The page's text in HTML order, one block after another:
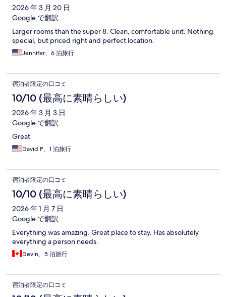
2026 年 3 月 20 日
Google で翻訳
Larger rooms than the super 8. Clean, comfortable unit. Nothing
special, but priced right and perfect location.
Jennifer、6 泊旅行
宿泊者限定の口コミ
10/10 (最高に素晴らしい)
2026 年 3 月 3 日
Google で翻訳
Great
David P、1 泊旅行
宿泊者限定の口コミ
10/10 (最高に素晴らしい)
2026 年 1 月 7 日
Google で翻訳
Everything was amazing. Great place to stay. Has absolutely
everything a person needs.
Devin、5 泊旅行
宿泊者限定の口コミ